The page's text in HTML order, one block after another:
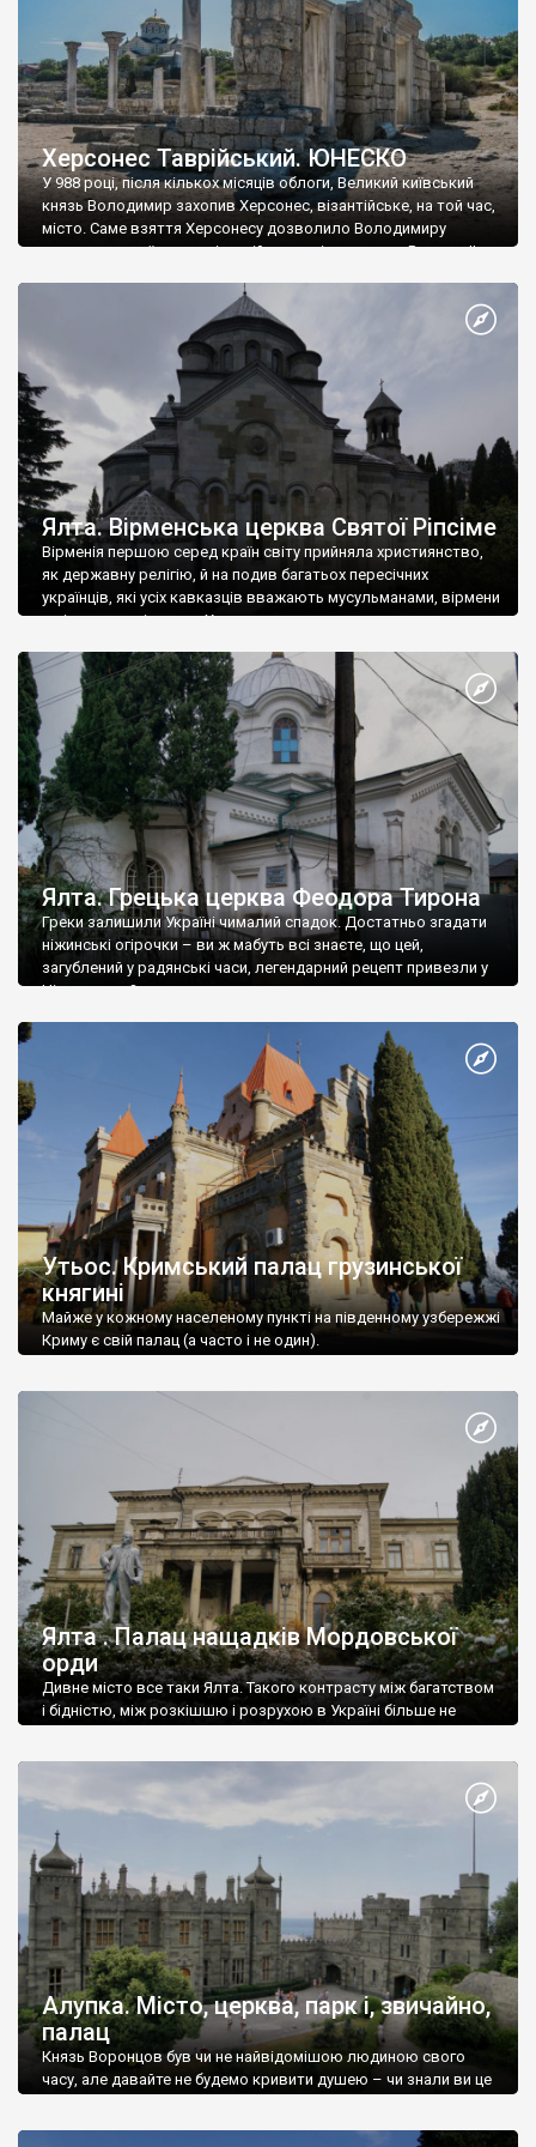
Херсонес Таврійський. ЮНЕСКО
У 988 році, після кількох місяців облоги, Великий київський
князь Володимир захопив Херсонес, візантійське, на той час,
місто. Саме взяття Херсонесу дозволило Володимиру
диктувати свої умови візантійському імператору Василю ІІ, та
Херсонесі Володимир-язичник, став Василем-християнином.
А потім було Хрещення Русі. На честь Херсонесу Таврійського
Ялта. Вірменська церква Святої Ріпсіме
Вірменія першою серед країн світу прийняла християнство,
як державну релігію, й на подив багатьох пересічних
українців, які усіх кавказців вважають мусульманами, вірмени
є відданими вірянами Христа
Ялта. Грецька церква Феодора Тирона
Греки залишили Україні чималий спадок. Достатньо згадати
ніжинські огірочки – ви ж мабуть всі знаєте, що цей,
загублений у радянські часи, легендарний рецепт привезли у
Ніжин греки?
Утьос. Кримський палац грузинської
княгині
Майже у кожному населеному пункті на південному узбережжі
Криму є свій палац (а часто і не один).
Ялта . Палац нащадків Мордовської
орди
Дивне місто все таки Ялта. Такого контрасту між багатством
і бідністю, між розкішшю і розрухою в Україні більше не
Алупка. Місто, церква, парк і, звичайно,
палац
Князь Воронцов був чи не найвідомішою людиною свого
часу, але давайте не будемо кривити душею – чи знали ви це